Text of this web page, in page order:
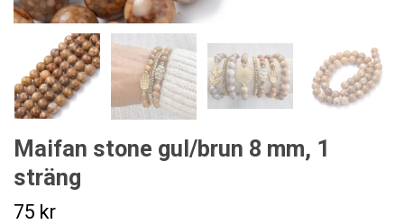
Maifan stone gul/brun 8 mm, 1
sträng
75 kr